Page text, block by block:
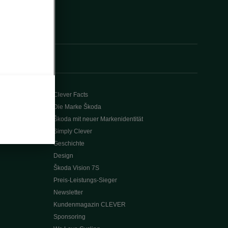
Clever Facts
Die Marke Škoda
Škoda mit neuer Markenidentität
Simply Clever
Geschichte
Design
Škoda Vision 7S
Preis-Leistungs-Sieger
Newsletter
Kundenmagazin CLEVER
Sponsoring